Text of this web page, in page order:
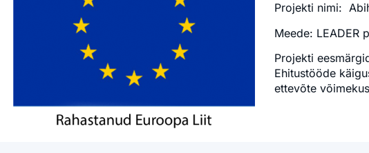
Projekti nimi:
Meede: LEADER
Projekti
Ehitustööde
ettevõte